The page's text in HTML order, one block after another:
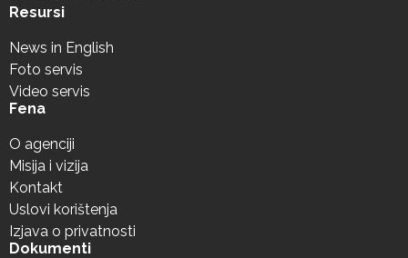
Resursi
News in English
Foto servis
Video servis
Fena
O agenciji
Misija i vizija
Kontakt
Uslovi korištenja
Izjava o privatnosti
Dokumenti